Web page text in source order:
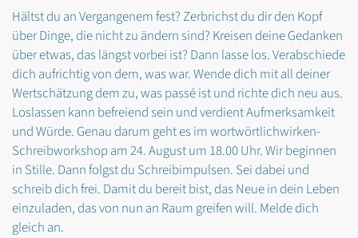
Hältst du an Vergangenem fest? Zerbrichst du dir den Kopf
über Dinge, die nicht zu ändern sind? Kreisen deine Gedanken
über etwas, das längst vorbei ist? Dann lasse los. Verabschiede
dich aufrichtig von dem, was war. Wende dich mit all deiner
Wertschätzung dem zu, was passé ist und richte dich neu aus.
Loslassen kann befreiend sein und verdient Aufmerksamkeit
und Würde. Genau darum geht es im wortwörtlichwirken-
Schreibworkshop am 24. August um 18.00 Uhr. Wir beginnen
in Stille. Dann folgst du Schreibimpulsen. Sei dabei und
schreib dich frei. Damit du bereit bist, das Neue in dein Leben
einzuladen, das von nun an Raum greifen will. Melde dich
gleich an.